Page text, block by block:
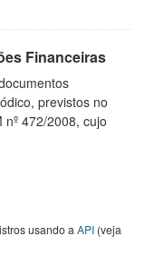
Financeiras
previstos no
472/2008, cujo
usando a API (veja